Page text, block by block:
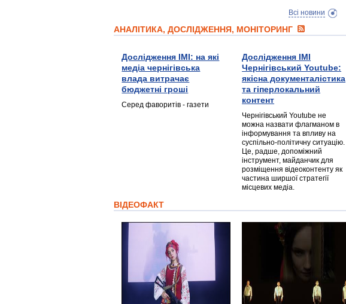
Всі новини
АНАЛІТИКА, ДОСЛІДЖЕННЯ, МОНІТОРИНГ
Дослідження ІМІ: на які
медіа чернігівська
влада витрачає
бюджетні гроші
Серед фаворитів - газети
Дослідження ІМІ
Чернігівський Youtube:
якісна документалістика
та гіперлокальний
контент
Чернігівський Youtube не
можна назвати флагманом в
інформування та впливу на
суспільно-політичну ситуацію.
Це, радше, допоміжний
інструмент, майданчик для
розміщення відеоконтенту як
частина ширшої стратегії
місцевих медіа.
ВІДЕОФАКТ